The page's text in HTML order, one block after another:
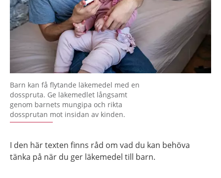
Barn kan få flytande läkemedel med en
dosspruta. Ge läkemedlet långsamt
genom barnets mungipa och rikta
dossprutan mot insidan av kinden.
I den här texten finns råd om vad du kan behöva
tänka på när du ger läkemedel till barn.